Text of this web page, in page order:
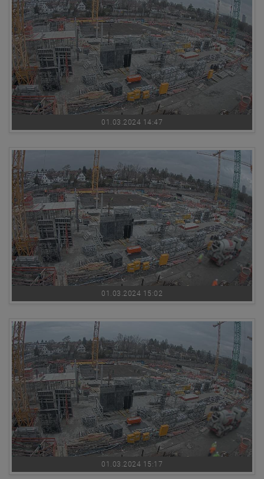
01.03.2024 14:47
01.03.2024 15:02
01.03.2024 15:17